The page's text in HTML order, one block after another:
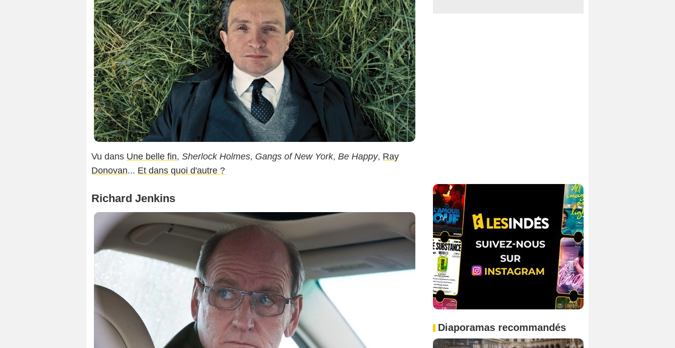
Vu dans Une belle fin, Sherlock Holmes, Gangs of New York, Be Happy, Ray
Donovan... Et dans quoi d'autre ?
Richard Jenkins
Diaporamas recommandés